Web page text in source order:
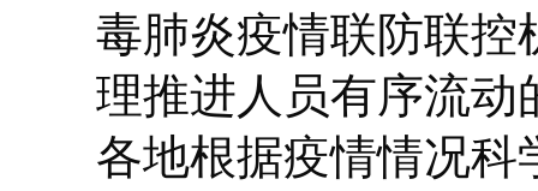
毒肺炎疫情联防联控
理推进人员有序流动
各地根据疫情情况